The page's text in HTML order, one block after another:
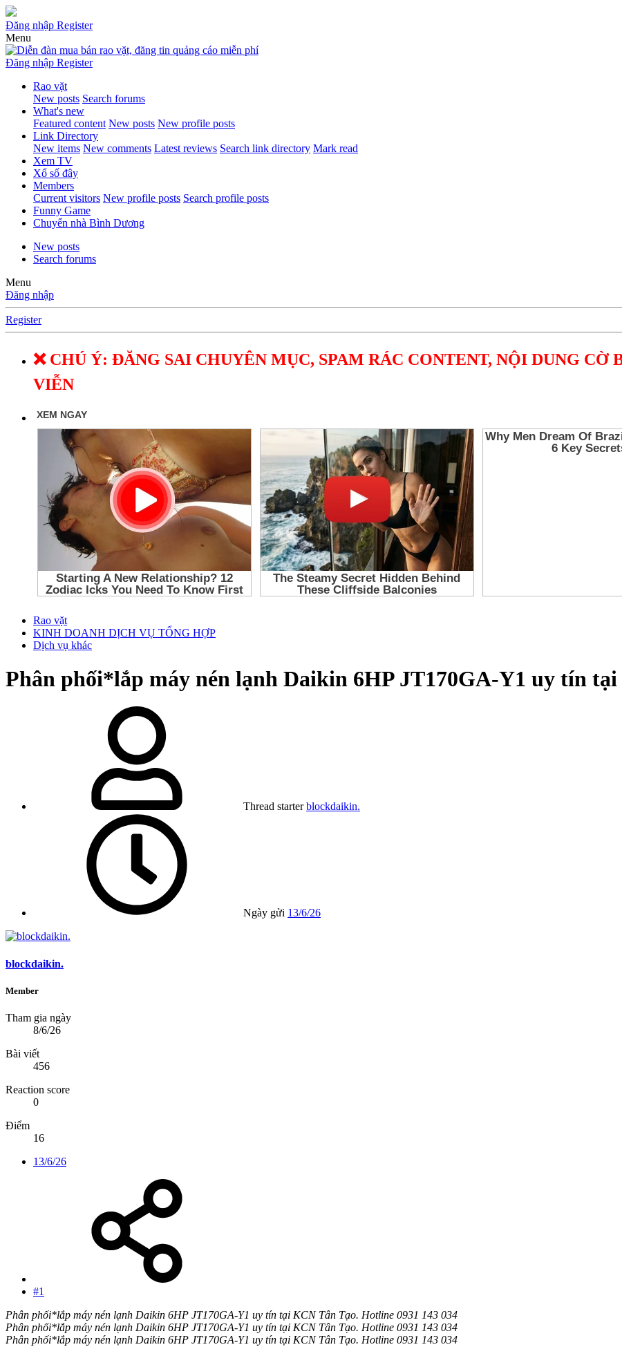
Đăng nhập Register
Menu
Đăng nhập Register
Rao vặt
New posts Search forums
What's new
Featured content New posts New profile posts
Link Directory
New items New comments Latest reviews Search link directory Mark read
Xem TV
Xổ số đây
Members
Current visitors New profile posts Search profile posts
Funny Game
Chuyển nhà Bình Dương
New posts
Search forums
Menu
Đăng nhập
Register
❌ CHÚ Ý: ĐĂNG SAI CHUYÊN MỤC, SPAM RÁC CONTENT, NỘI DUNG
VIỄN
Rao vặt
KINH DOANH DỊCH VỤ TỔNG HỢP
Dịch vụ khác
Phân phối*lắp máy nén lạnh Daikin 6HP JT170GA-Y1 uy tín
Thread starter blockdaikin.
Ngày gửi 13/6/26
blockdaikin.
Member
Tham gia ngày
8/6/26
Bài viết
456
Reaction score
0
Điểm
16
13/6/26
#1
Phân phối*lắp máy nén lạnh Daikin 6HP JT170GA-Y1 uy tín tại KCN Tân Tạo. Hotline 0931 143 034
Phân phối*lắp máy nén lạnh Daikin 6HP JT170GA-Y1 uy tín tại KCN Tân Tạo. Hotline 0931 143 034
Phân phối*lắp máy nén lạnh Daikin 6HP JT170GA-Y1 uy tín tại KCN Tân Tạo. Hotline 0931 143 034